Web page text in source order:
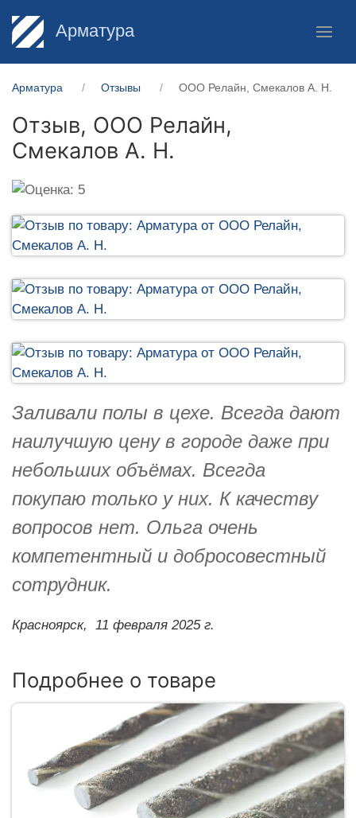
Арматура
Арматура Отзывы ООО Релайн, Смекалов А. Н.
Отзыв, ООО Релайн,
Смекалов А. Н.
Заливали полы в цехе. Всегда дают
наилучшую цену в городе даже при
небольших объёмах. Всегда
покупаю только у них. К качеству
вопросов нет. Ольга очень
компетентный и добросовестный
сотрудник.
Красноярск, 11 февраля 2025 г.
Подробнее о товаре